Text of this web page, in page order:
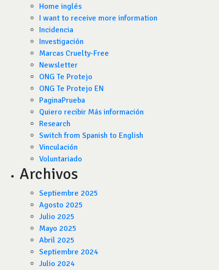
Home inglés
I want to receive more information
Incidencia
Investigación
Marcas Cruelty-Free
Newsletter
ONG Te Protejo
ONG Te Protejo EN
PaginaPrueba
Quiero recibir Más información
Research
Switch from Spanish to English
Vinculación
Voluntariado
Archivos
Septiembre 2025
Agosto 2025
Julio 2025
Mayo 2025
Abril 2025
Septiembre 2024
Julio 2024